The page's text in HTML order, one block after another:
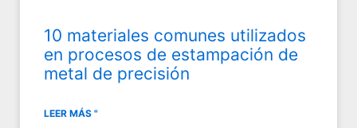
10 materiales comunes utilizados
en procesos de estampación de
metal de precisión
LEER MÁS "